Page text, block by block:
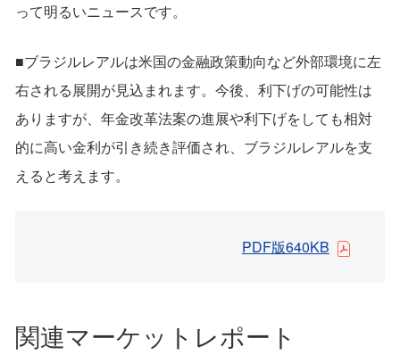
って明るいニュースです。
■ブラジルレアルは米国の金融政策動向など外部環境に左
右される展開が見込まれます。今後、利下げの可能性は
ありますが、年金改革法案の進展や利下げをしても相対
的に高い金利が引き続き評価され、ブラジルレアルを支
えると考えます。
PDF版640KB
関連マーケットレポート